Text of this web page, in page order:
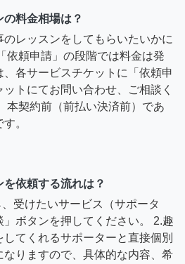
料金相場は？
レッスンをしてもらいたいかに
依頼申請」の段階では料金は発
各サービスチケットに「依頼申
トにてお問い合わせ、ご相談く
契約前（前払い決済前）であ
。
依頼する流れは？
受けたいサービス（サポータ
ボタンを押してください。 2.趣
てくれるサポーターと直接個別
りますので、具体的な内容、希